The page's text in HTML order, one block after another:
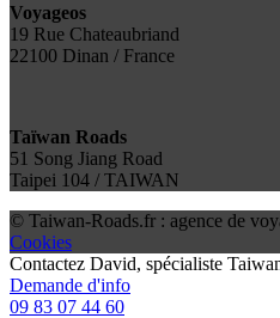
Voyageos
19 Rue Chateaubriand
22100 Dinan / France
Taïwan Roads
51 Song Jiang Road
Taipei 104 / TAIWAN
© Taiwan-Roads.fr : agence de
Cookies
Contactez David, spécialiste
Demande d'info
09 83 07 44 60